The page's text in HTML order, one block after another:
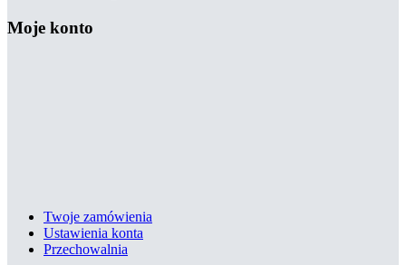
Moje konto
Twoje zamówienia
Ustawienia konta
Przechowalnia